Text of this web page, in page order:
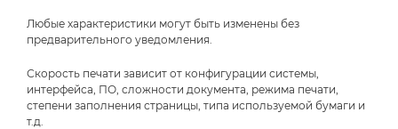
Любые характеристики могут быть изменены без
предварительного уведомления.
Скорость печати зависит от конфигурации системы,
интерфейса, ПО, сложности документа, режима печати,
степени заполнения страницы, типа используемой бумаги и
т.д.